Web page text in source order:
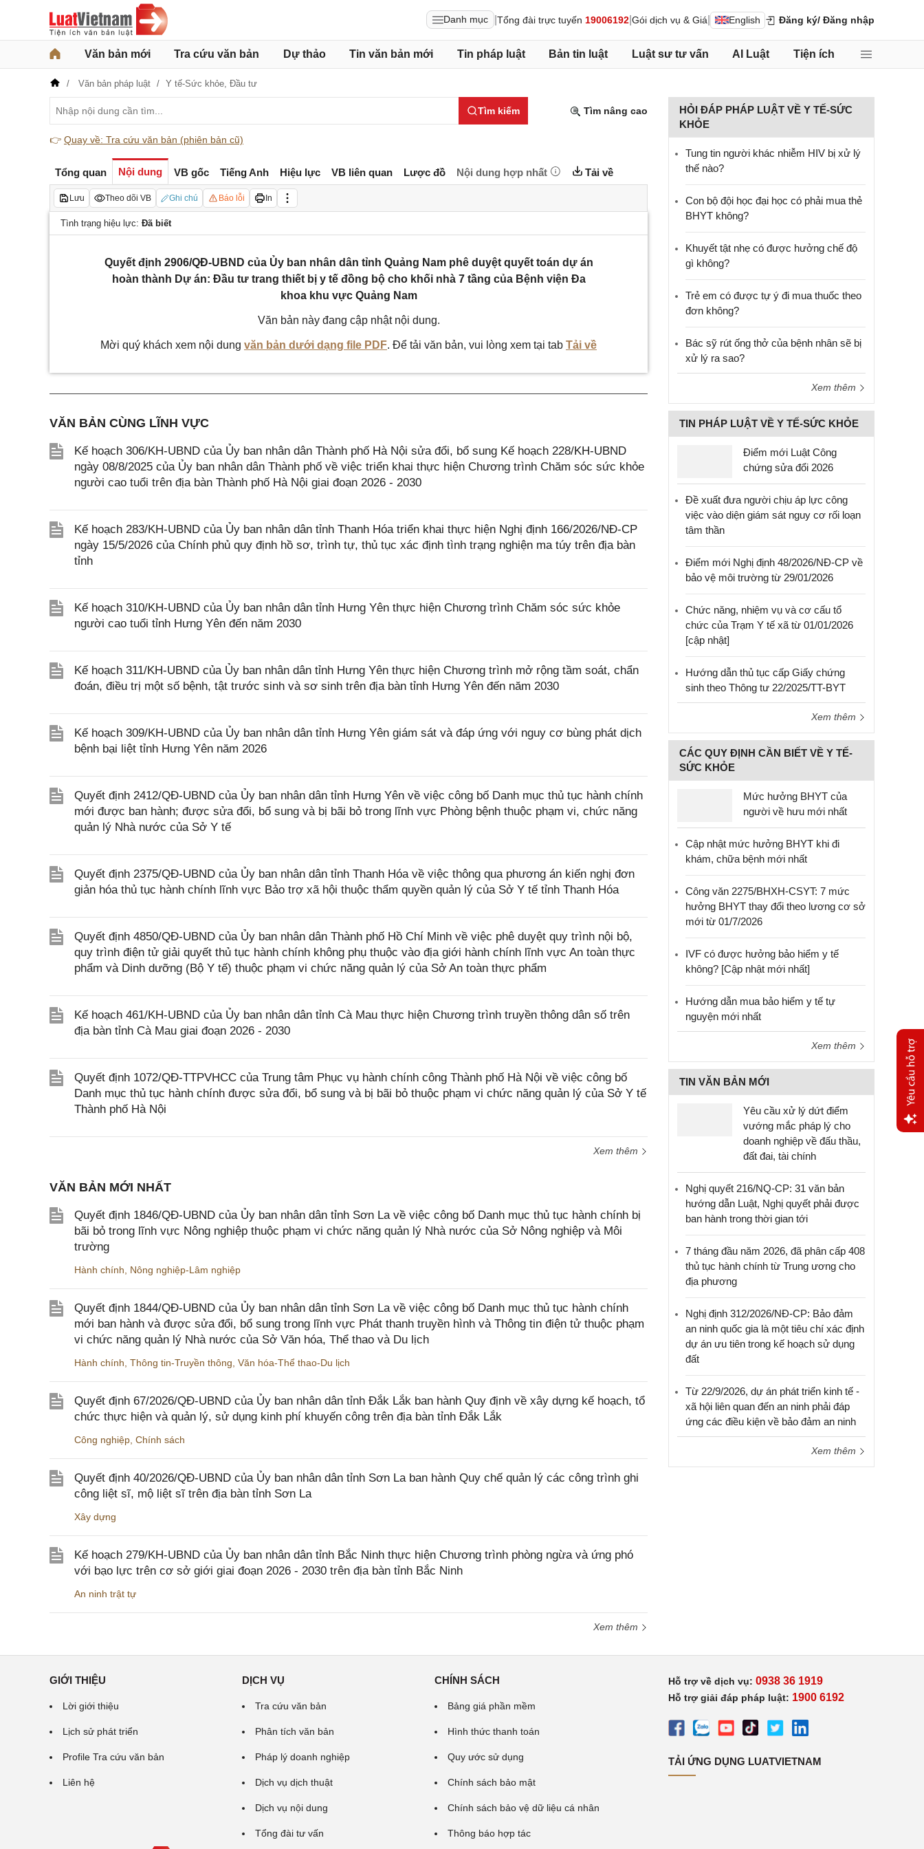
Danh mục Tổng đài trực tuyến 19006192 Gói dịch vụ & Giá English Đăng ký/ Đăng nhập
Văn bản mới Tra cứu văn bản Dự thảo Tin văn bản mới Tin pháp luật Bản tin luật Luật sư tư vấn AI Luật Tiện ích
Văn bản pháp luật Y tế-Sức khỏe, Đầu tư
Tìm kiếm Tìm nâng cao
👉 Quay về: Tra cứu văn bản (phiên bản cũ)
Tổng quan Nội dung VB gốc Tiếng Anh Hiệu lực VB liên quan Lược đồ Nội dung hợp nhất Tải về
Lưu Theo dõi VB Ghi chú Báo lỗi In
Tình trạng hiệu lực: Đã biết
Quyết định 2906/QĐ-UBND của Ủy ban nhân dân tỉnh Quảng Nam phê duyệt quyết toán dự án
hoàn thành Dự án: Đầu tư trang thiết bị y tế đồng bộ cho khối nhà 7 tầng của Bệnh viện Đa
khoa khu vực Quảng Nam
Văn bản này đang cập nhật nội dung.
Mời quý khách xem nội dung văn bản dưới dạng file PDF. Để tải văn bản, vui lòng xem tại tab Tải về
VĂN BẢN CÙNG LĨNH VỰC
Kế hoạch 306/KH-UBND của Ủy ban nhân dân Thành phố Hà Nội sửa đổi, bổ sung Kế hoạch 228/KH-UBND
ngày 08/8/2025 của Ủy ban nhân dân Thành phố về việc triển khai thực hiện Chương trình Chăm sóc sức khỏe
người cao tuổi trên địa bàn Thành phố Hà Nội giai đoạn 2026 - 2030
Kế hoạch 283/KH-UBND của Ủy ban nhân dân tỉnh Thanh Hóa triển khai thực hiện Nghị định 166/2026/NĐ-CP
ngày 15/5/2026 của Chính phủ quy định hồ sơ, trình tự, thủ tục xác định tình trạng nghiện ma túy trên địa bàn
tỉnh
Kế hoạch 310/KH-UBND của Ủy ban nhân dân tỉnh Hưng Yên thực hiện Chương trình Chăm sóc sức khỏe
người cao tuổi tỉnh Hưng Yên đến năm 2030
Kế hoạch 311/KH-UBND của Ủy ban nhân dân tỉnh Hưng Yên thực hiện Chương trình mở rộng tầm soát, chẩn
đoán, điều trị một số bệnh, tật trước sinh và sơ sinh trên địa bàn tỉnh Hưng Yên đến năm 2030
Kế hoạch 309/KH-UBND của Ủy ban nhân dân tỉnh Hưng Yên giám sát và đáp ứng với nguy cơ bùng phát dịch
bệnh bại liệt tỉnh Hưng Yên năm 2026
Quyết định 2412/QĐ-UBND của Ủy ban nhân dân tỉnh Hưng Yên về việc công bố Danh mục thủ tục hành chính
mới được ban hành; được sửa đổi, bổ sung và bị bãi bỏ trong lĩnh vực Phòng bệnh thuộc phạm vi, chức năng
quản lý Nhà nước của Sở Y tế
Quyết định 2375/QĐ-UBND của Ủy ban nhân dân tỉnh Thanh Hóa về việc thông qua phương án kiến nghị đơn
giản hóa thủ tục hành chính lĩnh vực Bảo trợ xã hội thuộc thẩm quyền quản lý của Sở Y tế tỉnh Thanh Hóa
Quyết định 4850/QĐ-UBND của Ủy ban nhân dân Thành phố Hồ Chí Minh về việc phê duyệt quy trình nội bộ,
quy trình điện tử giải quyết thủ tục hành chính không phụ thuộc vào địa giới hành chính lĩnh vực An toàn thực
phẩm và Dinh dưỡng (Bộ Y tế) thuộc phạm vi chức năng quản lý của Sở An toàn thực phẩm
Kế hoạch 461/KH-UBND của Ủy ban nhân dân tỉnh Cà Mau thực hiện Chương trình truyền thông dân số trên
địa bàn tỉnh Cà Mau giai đoạn 2026 - 2030
Quyết định 1072/QĐ-TTPVHCC của Trung tâm Phục vụ hành chính công Thành phố Hà Nội về việc công bố
Danh mục thủ tục hành chính được sửa đổi, bổ sung và bị bãi bỏ thuộc phạm vi chức năng quản lý của Sở Y tế
Thành phố Hà Nội
Xem thêm
VĂN BẢN MỚI NHẤT
Quyết định 1846/QĐ-UBND của Ủy ban nhân dân tỉnh Sơn La về việc công bố Danh mục thủ tục hành chính bị
bãi bỏ trong lĩnh vực Nông nghiệp thuộc phạm vi chức năng quản lý Nhà nước của Sở Nông nghiệp và Môi
trường
Hành chính Nông nghiệp-Lâm nghiệp
Quyết định 1844/QĐ-UBND của Ủy ban nhân dân tỉnh Sơn La về việc công bố Danh mục thủ tục hành chính
mới ban hành và được sửa đổi, bổ sung trong lĩnh vực Phát thanh truyền hình và Thông tin điện tử thuộc phạm
vi chức năng quản lý Nhà nước của Sở Văn hóa, Thể thao và Du lịch
Hành chính Thông tin-Truyền thông Văn hóa-Thể thao-Du lịch
Quyết định 67/2026/QĐ-UBND của Ủy ban nhân dân tỉnh Đắk Lắk ban hành Quy định về xây dựng kế hoạch, tổ
chức thực hiện và quản lý, sử dụng kinh phí khuyến công trên địa bàn tỉnh Đắk Lắk
Công nghiệp Chính sách
Quyết định 40/2026/QĐ-UBND của Ủy ban nhân dân tỉnh Sơn La ban hành Quy chế quản lý các công trình ghi
công liệt sĩ, mộ liệt sĩ trên địa bàn tỉnh Sơn La
Xây dựng
Kế hoạch 279/KH-UBND của Ủy ban nhân dân tỉnh Bắc Ninh thực hiện Chương trình phòng ngừa và ứng phó
với bạo lực trên cơ sở giới giai đoạn 2026 - 2030 trên địa bàn tỉnh Bắc Ninh
An ninh trật tự
Xem thêm
HỎI ĐÁP PHÁP LUẬT VỀ Y TẾ-SỨC
KHỎE
Tung tin người khác nhiễm HIV bị xử lý
thế nào?
Con bộ đội học đại học có phải mua thẻ
BHYT không?
Khuyết tật nhẹ có được hưởng chế độ
gì không?
Trẻ em có được tự ý đi mua thuốc theo
đơn không?
Bác sỹ rút ống thở của bệnh nhân sẽ bị
xử lý ra sao?
Xem thêm
TIN PHÁP LUẬT VỀ Y TẾ-SỨC KHỎE
Điểm mới Luật Công
chứng sửa đổi 2026
Đề xuất đưa người chịu áp lực công
việc vào diện giám sát nguy cơ rối loạn
tâm thần
Điểm mới Nghị định 48/2026/NĐ-CP về
bảo vệ môi trường từ 29/01/2026
Chức năng, nhiệm vụ và cơ cấu tổ
chức của Trạm Y tế xã từ 01/01/2026
[cập nhật]
Hướng dẫn thủ tục cấp Giấy chứng
sinh theo Thông tư 22/2025/TT-BYT
Xem thêm
CÁC QUY ĐỊNH CẦN BIẾT VỀ Y TẾ-
SỨC KHỎE
Mức hưởng BHYT của
người về hưu mới nhất
Cập nhật mức hưởng BHYT khi đi
khám, chữa bệnh mới nhất
Công văn 2275/BHXH-CSYT: 7 mức
hưởng BHYT thay đổi theo lương cơ sở
mới từ 01/7/2026
IVF có được hưởng bảo hiểm y tế
không? [Cập nhật mới nhất]
Hướng dẫn mua bảo hiểm y tế tự
nguyện mới nhất
Xem thêm
TIN VĂN BẢN MỚI
Yêu cầu xử lý dứt điểm
vướng mắc pháp lý cho
doanh nghiệp về đấu thầu,
đất đai, tài chính
Nghị quyết 216/NQ-CP: 31 văn bản
hướng dẫn Luật, Nghị quyết phải được
ban hành trong thời gian tới
7 tháng đầu năm 2026, đã phân cấp 408
thủ tục hành chính từ Trung ương cho
địa phương
Nghị định 312/2026/NĐ-CP: Bảo đảm
an ninh quốc gia là một tiêu chí xác định
dự án ưu tiên trong kế hoạch sử dụng
đất
Từ 22/9/2026, dự án phát triển kinh tế -
xã hội liên quan đến an ninh phải đáp
ứng các điều kiện về bảo đảm an ninh
Xem thêm
GIỚI THIỆU
Lời giới thiệu
Lịch sử phát triển
Profile Tra cứu văn bản
Liên hệ
DỊCH VỤ
Tra cứu văn bản
Phân tích văn bản
Pháp lý doanh nghiệp
Dịch vụ dịch thuật
Dịch vụ nội dung
Tổng đài tư vấn
CHÍNH SÁCH
Bảng giá phần mềm
Hình thức thanh toán
Quy ước sử dụng
Chính sách bảo mật
Chính sách bảo vệ dữ liệu cá nhân
Thông báo hợp tác
Hỗ trợ về dịch vụ: 0938 36 1919
Hỗ trợ giải đáp pháp luật: 1900 6192
TẢI ỨNG DỤNG LUATVIETNAM